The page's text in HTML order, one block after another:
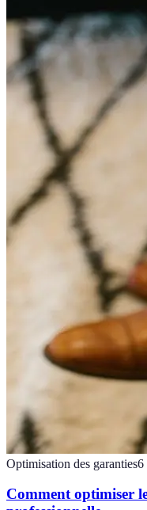
Optimisation des garanties6
Comment optimiser